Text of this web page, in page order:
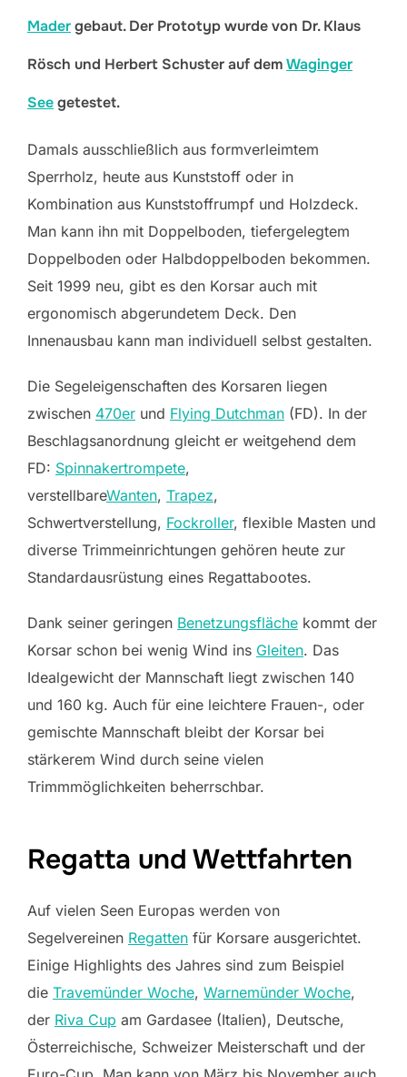
Madergebaut. Der Prototyp wurde von Dr. Klaus
Rösch und Herbert Schuster auf demWaginger
Seegetestet.
Damals ausschließlich aus formverleimtem
Sperrholz, heute aus Kunststoff oder in
Kombination aus Kunststoffrumpf und Holzdeck.
Man kann ihn mit Doppelboden, tiefergelegtem
Doppelboden oder Halbdoppelboden bekommen.
Seit 1999 neu, gibt es den Korsar auch mit
ergonomisch abgerundetem Deck. Den
Innenausbau kann man individuell selbst gestalten.
Die Segeleigenschaften des Korsaren liegen
zwischen 470er und Flying Dutchman (FD). In der
Beschlagsanordnung gleicht er weitgehend dem
FD: Spinnakertrompete,
verstellbareWanten, Trapez,
Schwertverstellung, Fockroller, flexible Masten und
diverse Trimmeinrichtungen gehören heute zur
Standardausrüstung eines Regattabootes.
Dank seiner geringen Benetzungsfläche kommt der
Korsar schon bei wenig Wind ins Gleiten. Das
Idealgewicht der Mannschaft liegt zwischen 140
und 160 kg. Auch für eine leichtere Frauen-, oder
gemischte Mannschaft bleibt der Korsar bei
stärkerem Wind durch seine vielen
Trimmmöglichkeiten beherrschbar.
Regatta und Wettfahrten
Auf vielen Seen Europas werden von
Segelvereinen Regatten für Korsare ausgerichtet.
Einige Highlights des Jahres sind zum Beispiel
die Travemünder Woche, Warnemünder Woche,
der Riva Cup am Gardasee (Italien), Deutsche,
Österreichische, Schweizer Meisterschaft und der